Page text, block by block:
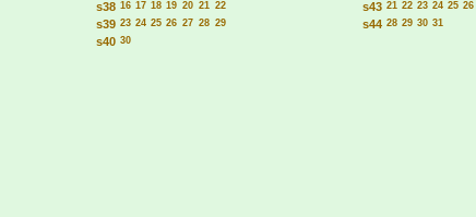
s38 16 17 18 19 20 21 22
s39 23 24 25 26 27 28 29
s40 30
s43 21 22 23 24 25 26
s44 28 29 30 31